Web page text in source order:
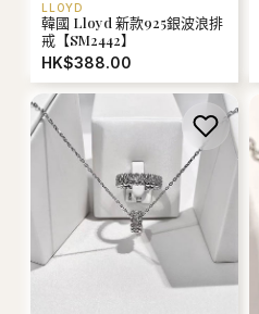
LLOYD
韓國 Lloyd 新款925銀波浪排
戒【SM2442】
HK$388.00